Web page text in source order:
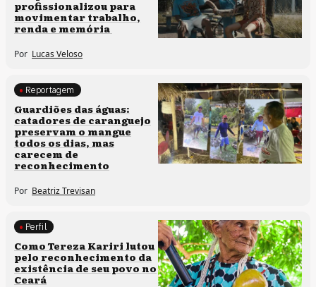
profissionalizou para
movimentar trabalho,
renda e memória
Por Lucas Veloso
Clima e cultura
Reportagem
Guardiões das águas:
catadores de caranguejo
preservam o mangue
todos os dias, mas
carecem de
reconhecimento
Por Beatriz Trevisan
Comunidades tradicionais
Perfil
Como Tereza Kariri lutou
pelo reconhecimento da
existência de seu povo no
Ceará